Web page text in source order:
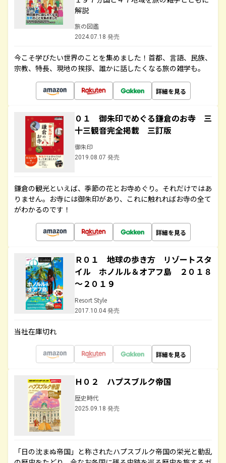
解説
旅の図鑑
2024.07.18 発売
今こそ学びたい世界のことを集めました！首都、言語、民族、
宗教、特長、現地の挨拶、誰かに話したくなる旅の雑学も。
詳細を見る
０１ 御朱印でめぐる鎌倉のお寺 三
十三観音完全掲載 三訂版
御朱印
2019.08.07 発売
鎌倉の観光といえば、季節の花とお寺めぐり。それだけではあ
りません。お寺には御朱印があり、これに触れればお寺の全て
がわかるのです！
詳細を見る
Ｒ０１ 地球の歩き方 リゾートスタ
イル ホノルル＆オアフ島 ２０１８
～２０１９
Resort Style
2017.10.04 発売
当社在庫切れ
詳細を見る
Ｈ０２ ハプスブルク帝国
歴史時代
2025.09.18 発売
「日の沈まぬ帝国」と称されたハプスブルク帝国の栄光と動乱